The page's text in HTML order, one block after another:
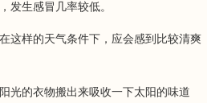
发生感冒几率较低。
这样的天气条件下，应会感到比较清爽
光的衣物搬出来吸收一下太阳的味道